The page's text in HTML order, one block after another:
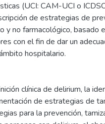
(UCI: CAM-UCI o
de estrategias de
y no farmacológico, basado
con el fin de dar un
hospitalario.
clínica de delirium, la
de estrategias de
para la prevención,